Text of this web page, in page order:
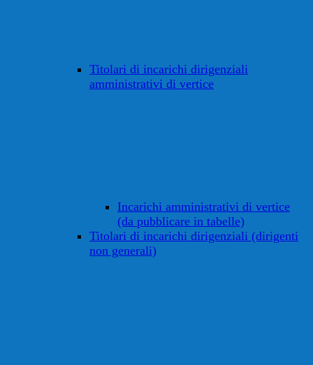
Titolari di incarichi dirigenziali
amministrativi di vertice
Incarichi amministrativi di vertice
(da pubblicare in tabelle)
Titolari di incarichi dirigenziali (dirigenti
non generali)